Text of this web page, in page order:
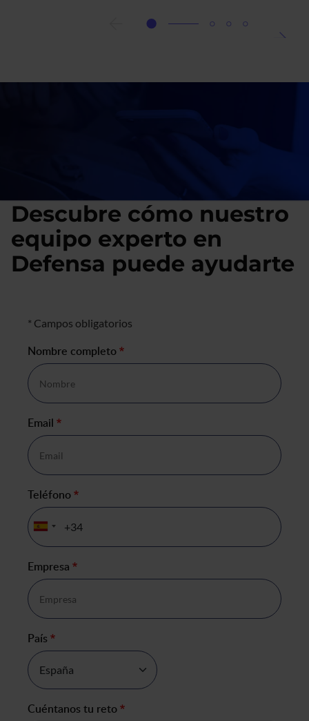
Descubre cómo nuestro
equipo experto en
Defensa puede ayudarte
Formulario de negocio
* Campos obligatorios
Nombre completo *
Email *
Teléfono *
Empresa *
País *
Cuéntanos tu reto *